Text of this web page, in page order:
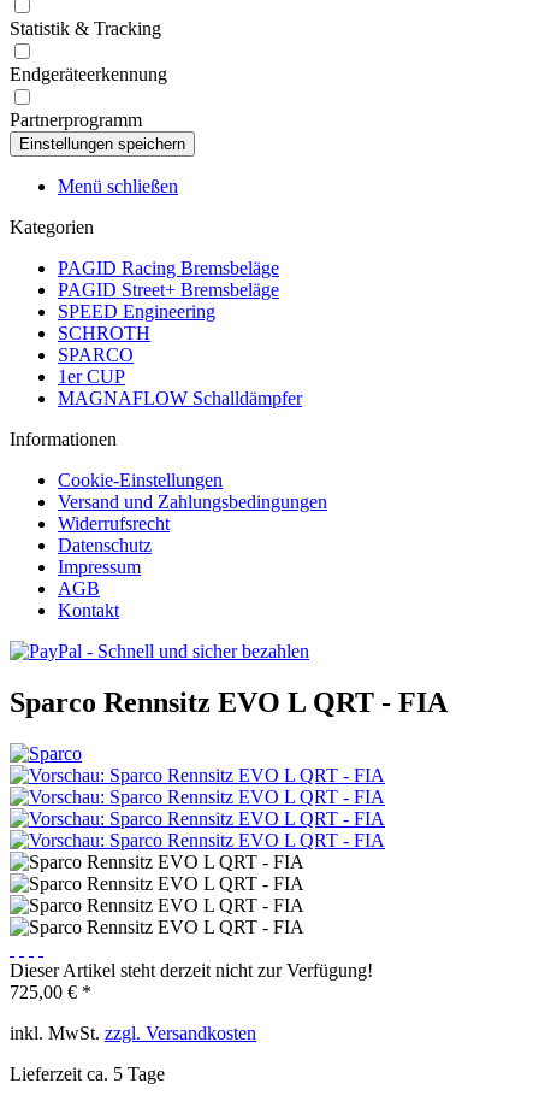
Statistik & Tracking
Endgeräteerkennung
Partnerprogramm
Menü schließen
Kategorien
PAGID Racing Bremsbeläge
PAGID Street+ Bremsbeläge
SPEED Engineering
SCHROTH
SPARCO
1er CUP
MAGNAFLOW Schalldämpfer
Informationen
Cookie-Einstellungen
Versand und Zahlungsbedingungen
Widerrufsrecht
Datenschutz
Impressum
AGB
Kontakt
Sparco Rennsitz EVO L QRT - FIA
Dieser Artikel steht derzeit nicht zur Verfügung!
725,00 € *
inkl. MwSt. zzgl. Versandkosten
Lieferzeit ca. 5 Tage